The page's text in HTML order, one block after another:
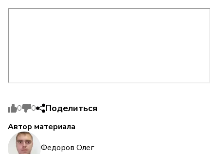
0 0 Поделиться
Автор материала
Фёдоров Олег